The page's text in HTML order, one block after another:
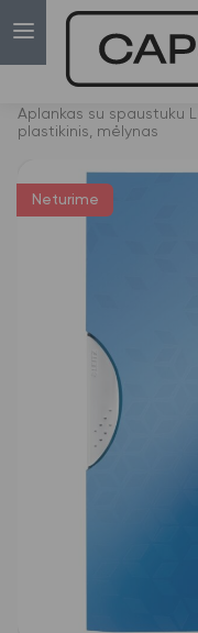
Aplankas su spaustuku
plastikinis, mėlynas
Neturime